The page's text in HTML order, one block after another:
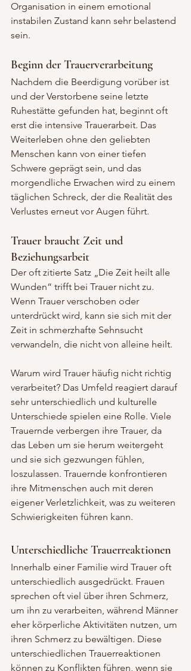
Organisation in einem emotional
instabilen Zustand kann sehr belastend
sein.
Beginn der Trauerverarbeitung
Nachdem die Beerdigung vorüber ist
und der Verstorbene seine letzte
Ruhestätte gefunden hat, beginnt oft
erst die intensive Trauerarbeit. Das
Weiterleben ohne den geliebten
Menschen kann von einer tiefen
Schwere geprägt sein, und das
morgendliche Erwachen wird zu einem
täglichen Schreck, der die Realität des
Verlustes erneut vor Augen führt.
Trauer braucht Zeit und
Beziehungsarbeit
Der oft zitierte Satz „Die Zeit heilt alle
Wunden“ trifft bei Trauer nicht zu.
Wenn Trauer verschoben oder
unterdrückt wird, kann sie sich mit der
Zeit in schmerzhafte Sehnsucht
verwandeln, die nicht von alleine heilt.
Warum wird Trauer häufig nicht richtig
verarbeitet? Das Umfeld reagiert darauf
sehr unterschiedlich und kulturelle
Unterschiede spielen eine Rolle. Viele
Trauernde verbergen ihre Trauer, da
das Leben um sie herum weitergeht
und sie sich gezwungen fühlen,
loszulassen. Trauernde konfrontieren
ihre Mitmenschen auch mit deren
eigener Verletzlichkeit, was zu weiteren
Schwierigkeiten führen kann.
Unterschiedliche Trauerreaktionen
Innerhalb einer Familie wird Trauer oft
unterschiedlich ausgedrückt. Frauen
sprechen oft viel über ihren Schmerz,
um ihn zu verarbeiten, während Männer
eher körperliche Aktivitäten nutzen, um
ihren Schmerz zu bewältigen. Diese
unterschiedlichen Trauerreaktionen
können zu Konflikten führen, wenn sie